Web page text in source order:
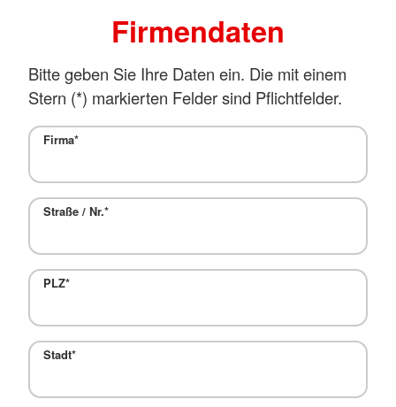
Firmendaten
Bitte geben Sie Ihre Daten ein. Die mit einem
Stern (*) markierten Felder sind Pflichtfelder.
Firma*
Straße / Nr.*
PLZ*
Stadt*